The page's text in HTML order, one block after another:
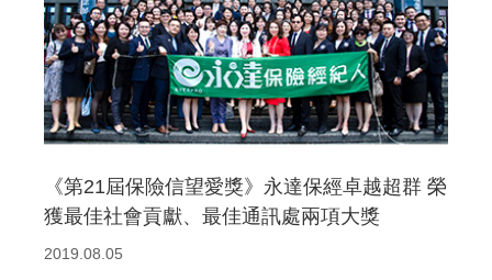
《第21屆保險信望愛獎》永達保經卓越超群 榮
獲最佳社會貢獻、最佳通訊處兩項大獎
2019.08.05